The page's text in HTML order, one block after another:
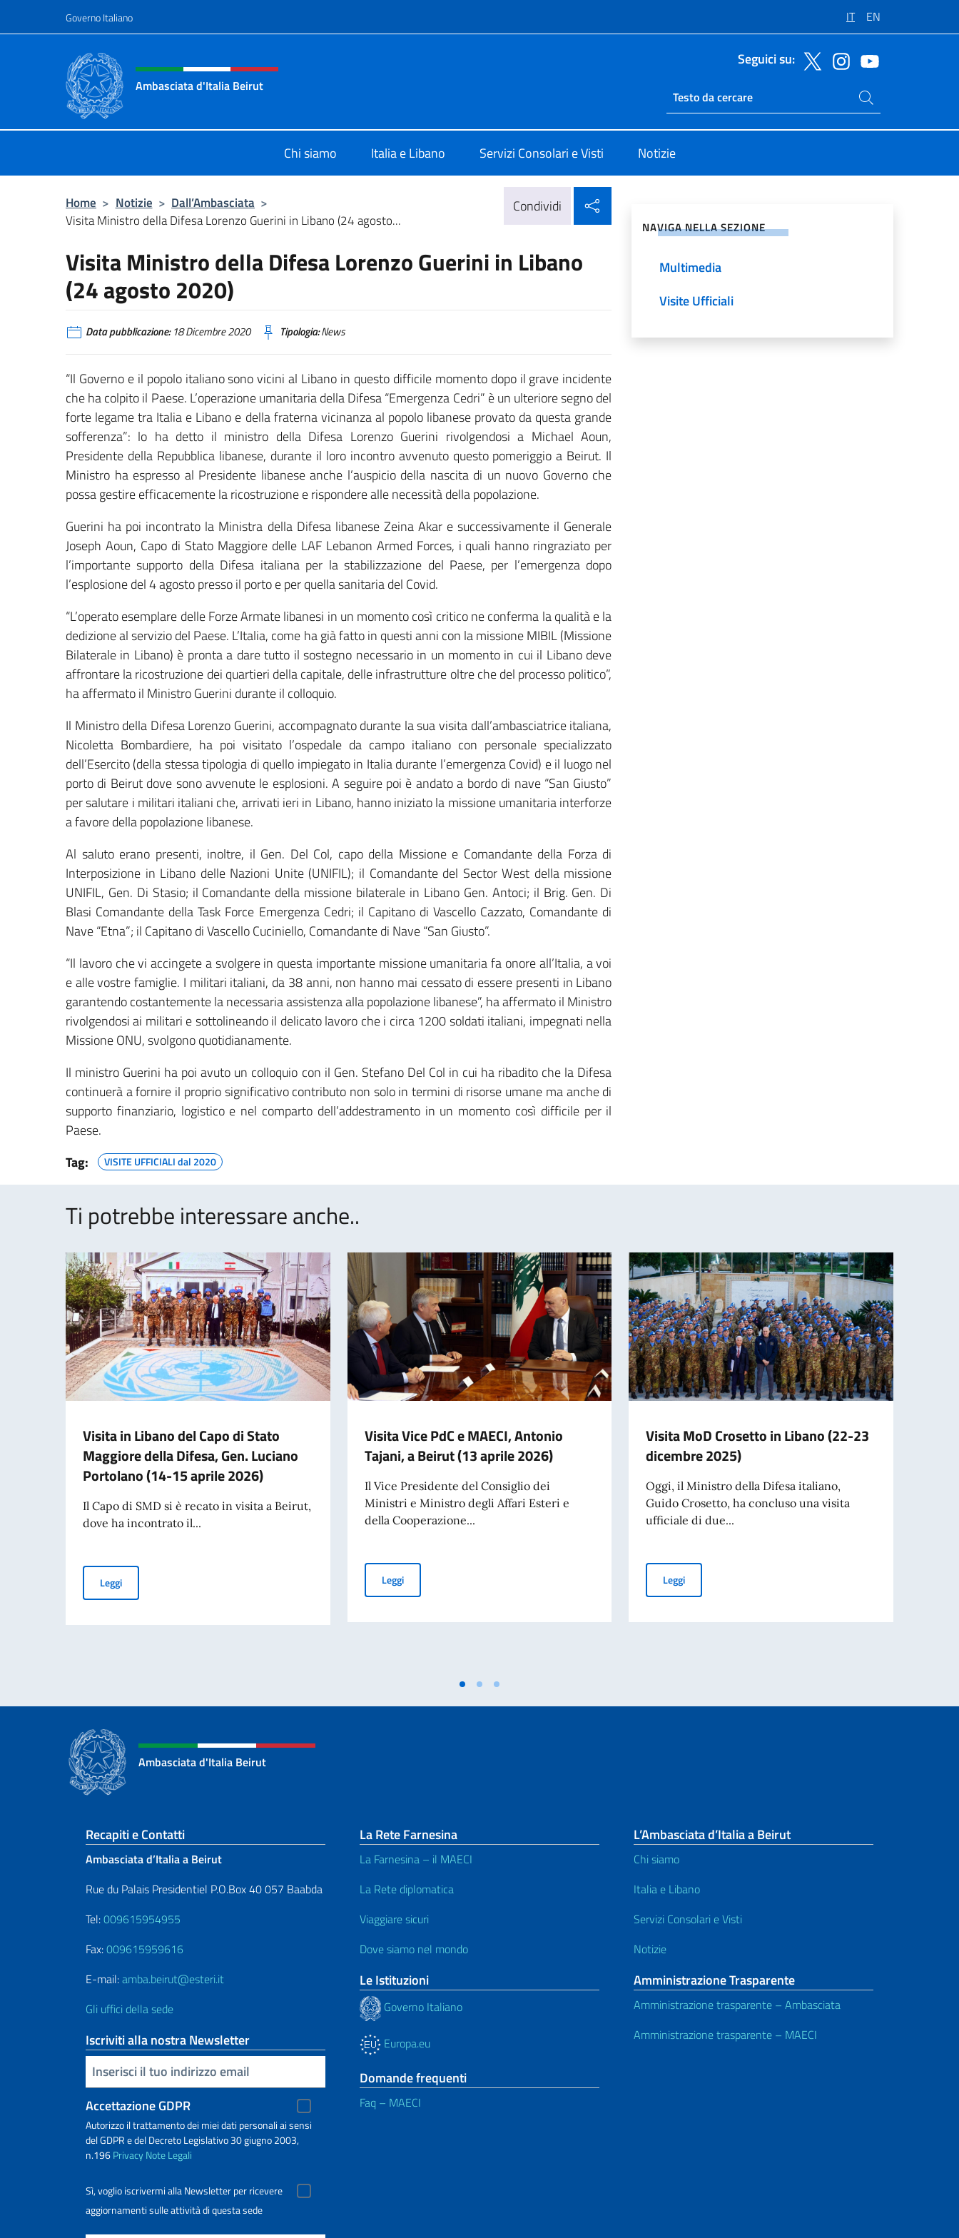
Governo Italiano IT EN
Intestazione sito, social e menù
Ambasciata d'Italia Beirut
Seguici su:
Ricerca sito live
Cerca nel sito
Chi siamo Italia e Libano Servizi Consolari e Visti Notizie
Home > Notizie > Dall’Ambasciata >
Visita Ministro della Difesa Lorenzo Guerini in Libano (24 agosto...
Condividi
Visita Ministro della Difesa Lorenzo Guerini in Libano
(24 agosto 2020)
Data pubblicazione:18 Dicembre 2020 Tipologia:News
“Il Governo e il popolo italiano sono vicini al Libano in questo difficile momento dopo il grave incidente
che ha colpito il Paese. L’operazione umanitaria della Difesa “Emergenza Cedri” è un ulteriore segno del
forte legame tra Italia e Libano e della fraterna vicinanza al popolo libanese provato da questa grande
sofferenza”: lo ha detto il ministro della Difesa Lorenzo Guerini rivolgendosi a Michael Aoun,
Presidente della Repubblica libanese, durante il loro incontro avvenuto questo pomeriggio a Beirut. Il
Ministro ha espresso al Presidente libanese anche l’auspicio della nascita di un nuovo Governo che
possa gestire efficacemente la ricostruzione e rispondere alle necessità della popolazione.
Guerini ha poi incontrato la Ministra della Difesa libanese Zeina Akar e successivamente il Generale
Joseph Aoun, Capo di Stato Maggiore delle LAF Lebanon Armed Forces, i quali hanno ringraziato per
l’importante supporto della Difesa italiana per la stabilizzazione del Paese, per l’emergenza dopo
l’esplosione del 4 agosto presso il porto e per quella sanitaria del Covid.
“L’operato esemplare delle Forze Armate libanesi in un momento così critico ne conferma la qualità e la
dedizione al servizio del Paese. L’Italia, come ha già fatto in questi anni con la missione MIBIL (Missione
Bilaterale in Libano) è pronta a dare tutto il sostegno necessario in un momento in cui il Libano deve
affrontare la ricostruzione dei quartieri della capitale, delle infrastrutture oltre che del processo politico”,
ha affermato il Ministro Guerini durante il colloquio.
Il Ministro della Difesa Lorenzo Guerini, accompagnato durante la sua visita dall’ambasciatrice italiana,
Nicoletta Bombardiere, ha poi visitato l’ospedale da campo italiano con personale specializzato
dell’Esercito (della stessa tipologia di quello impiegato in Italia durante l’emergenza Covid) e il luogo nel
porto di Beirut dove sono avvenute le esplosioni. A seguire poi è andato a bordo di nave “San Giusto”
per salutare i militari italiani che, arrivati ieri in Libano, hanno iniziato la missione umanitaria interforze
a favore della popolazione libanese.
Al saluto erano presenti, inoltre, il Gen. Del Col, capo della Missione e Comandante della Forza di
Interposizione in Libano delle Nazioni Unite (UNIFIL); il Comandante del Sector West della missione
UNIFIL, Gen. Di Stasio; il Comandante della missione bilaterale in Libano Gen. Antoci; il Brig. Gen. Di
Blasi Comandante della Task Force Emergenza Cedri; il Capitano di Vascello Cazzato, Comandante di
Nave “Etna”; il Capitano di Vascello Cuciniello, Comandante di Nave “San Giusto”.
“Il lavoro che vi accingete a svolgere in questa importante missione umanitaria fa onore all’Italia, a voi
e alle vostre famiglie. I militari italiani, da 38 anni, non hanno mai cessato di essere presenti in Libano
garantendo costantemente la necessaria assistenza alla popolazione libanese”, ha affermato il Ministro
rivolgendosi ai militari e sottolineando il delicato lavoro che i circa 1200 soldati italiani, impegnati nella
Missione ONU, svolgono quotidianamente.
Il ministro Guerini ha poi avuto un colloquio con il Gen. Stefano Del Col in cui ha ribadito che la Difesa
continuerà a fornire il proprio significativo contributo non solo in termini di risorse umane ma anche di
supporto finanziario, logistico e nel comparto dell’addestramento in un momento così difficile per il
Paese.
Tag:
VISITE UFFICIALI dal 2020
NAVIGA NELLA SEZIONE
Multimedia
Visite Ufficiali
Ti potrebbe interessare anche..
Visita in Libano del Capo di Stato
Maggiore della Difesa, Gen. Luciano
Portolano (14-15 aprile 2026)
Il Capo di SMD si è recato in visita a Beirut,
dove ha incontrato il...
LeggiVisita in Libano del Capo di Stato Maggiore della Difesa, Gen. Luciano Portolano (14-15 aprile 2026)
Visita Vice PdC e MAECI, Antonio
Tajani, a Beirut (13 aprile 2026)
Il Vice Presidente del Consiglio dei
Ministri e Ministro degli Affari Esteri e
della Cooperazione...
LeggiVisita Vice PdC e MAECI, Antonio Tajani, a Beirut (13 aprile 2026)
Visita MoD Crosetto in Libano (22-23
dicembre 2025)
Oggi, il Ministro della Difesa italiano,
Guido Crosetto, ha concluso una visita
ufficiale di due...
LeggiVisita MoD Crosetto in Libano (22-23 dicembre 2025)
Ambasciata d'Italia Beirut
Sezione footer
Recapiti e Contatti
Ambasciata d’Italia a Beirut
Rue du Palais Presidentiel P.O.Box 40 057 Baabda
Tel:009615954955
Fax:009615959616
E-mail:amba.beirut@esteri.it
Gli uffici della sede
Iscriviti alla nostra Newsletter
Inserisci la tua email
Accettazione GDPR
Autorizzo il trattamento dei miei dati personali ai sensi
del GDPR e del Decreto Legislativo 30 giugno 2003,
n.196PrivacyNote Legali
Sì, voglio iscrivermi alla Newsletter per ricevere
aggiornamenti sulle attività di questa sede
La Rete Farnesina
La Farnesina – il MAECI
La Rete diplomatica
Viaggiare sicuri
Dove siamo nel mondo
Le Istituzioni
Governo Italiano
Europa.eu
Domande frequenti
Faq – MAECI
L’Ambasciata d’Italia a Beirut
Chi siamo
Italia e Libano
Servizi Consolari e Visti
Notizie
Amministrazione Trasparente
Amministrazione trasparente – Ambasciata
Amministrazione trasparente – MAECI